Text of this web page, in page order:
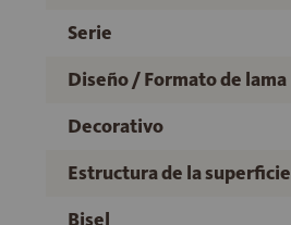
Serie
Diseño / Formato de lama
Decorativo
Estructura de la superficie
Bisel